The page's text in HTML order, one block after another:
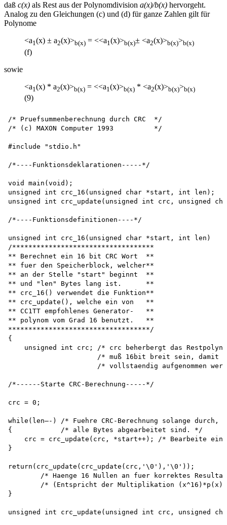
daß c(x) als Rest aus der Polynomdivision a(x)/b(x) hervorgeht.
Analog zu den Gleichungen (c) und (d) für ganze Zahlen gilt für
Polynome
<a1(x) ± a2(x)>b(x) = <<a1(x)>b(x)± <a2(x)>b(x)>b(x)
(f)
sowie
<a1 (x) * a2(x)>b(x) = <<a1 (x)>b(x) * <a2(x)>b(x)>b(x)
(9)
/* Pruefsummenberechnung durch CRC  */
/* (c) MAXON Computer 1993          */
#include "stdio.h"
/*----Funktionsdeklarationen-----*/
void main(void);
unsigned int crc_16(unsigned char *start, int len);
unsigned int crc_update(unsigned int crc, unsigned
/*----Funktionsdefinitionen----*/
unsigned int crc_16(unsigned char *start, int len)
/***********************************
** Berechnet ein 16 bit CRC Wort  **
** fuer den Speicherblock, welcher**
** an der Stelle "start" beginnt  **
** und "len" Bytes lang ist.      **
** crc_16() verwendet die Funktion**
** crc_update(), welche ein von   **
** CC1TT empfohlenes Generator-   **
** polynom vom Grad 16 benutzt.   **
***********************************/
{
unsigned int crc; /* crc beherbergt das
/* muß 16bit breit sein, damit
/* vollstaendig aufgenommen
/*------Starte CRC-Berechnung-----*/
crc = 0;
while(len—-) /* Fuehre CRC-Berechnung solange durch,
{            /* alle Bytes abgearbeitet sind. */
crc = crc_update(crc, *start++); /* Bearbeite ein
}
return(crc_update(crc_update(crc,'\0'),'\0'));
/* Haenge 16 Nullen an fuer korrektes
/* (Entspricht der Multiplikation
}
unsigned int crc_update(unsigned int crc, unsigned